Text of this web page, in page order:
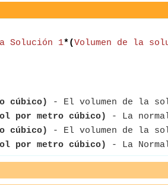
Solución 1*(Volumen de la
cúbico)
- El volumen de la
por metro cúbico)
- La
cúbico)
- El volumen de la
por metro cúbico) - La